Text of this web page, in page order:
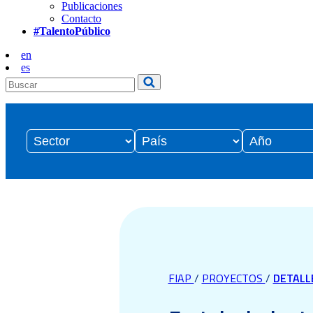
Publicaciones
Contacto
#TalentoPúblico
en
es
FIAP / PROYECTOS /